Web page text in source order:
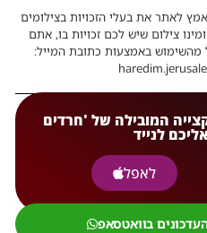
לאתר את בעלי הזכויות בצילומים
צילום שיש לכם זכויות בו, אתם
מהשימוש באמצעות כתובת המייל:
המובילה של 'חרדים
לנייד
לאפל
בוואטסאפ